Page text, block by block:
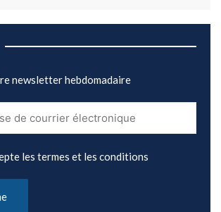
newsletter hebdomadaire
les termes et les conditions